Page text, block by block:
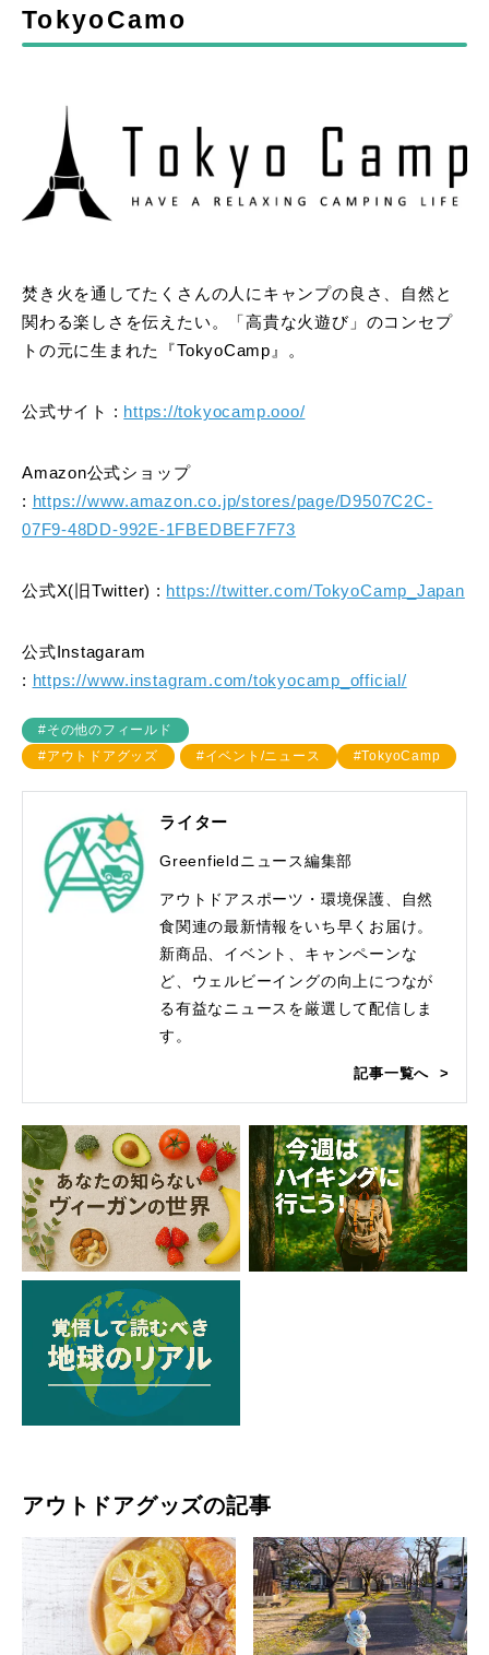
TokyoCamo
焚き火を通してたくさんの人にキャンプの良さ、自然と
関わる楽しさを伝えたい。「高貴な火遊び」のコンセプ
トの元に生まれた『TokyoCamp』。
公式サイト : https://tokyocamp.ooo/
Amazon公式ショップ
: https://www.amazon.co.jp/stores/page/D9507C2C-
07F9-48DD-992E-1FBEDBEF7F73
公式X(旧Twitter) : https://twitter.com/TokyoCamp_Japan
公式Instagaram
: https://www.instagram.com/tokyocamp_official/
#その他のフィールド
#アウトドアグッズ
#イベント/ニュース #TokyoCamp
ライター
Greenfieldニュース編集部
アウトドアスポーツ・環境保護、自然
食関連の最新情報をいち早くお届け。
新商品、イベント、キャンペーンな
ど、ウェルビーイングの向上につなが
る有益なニュースを厳選して配信しま
す。
記事一覧へ
アウトドアグッズの記事